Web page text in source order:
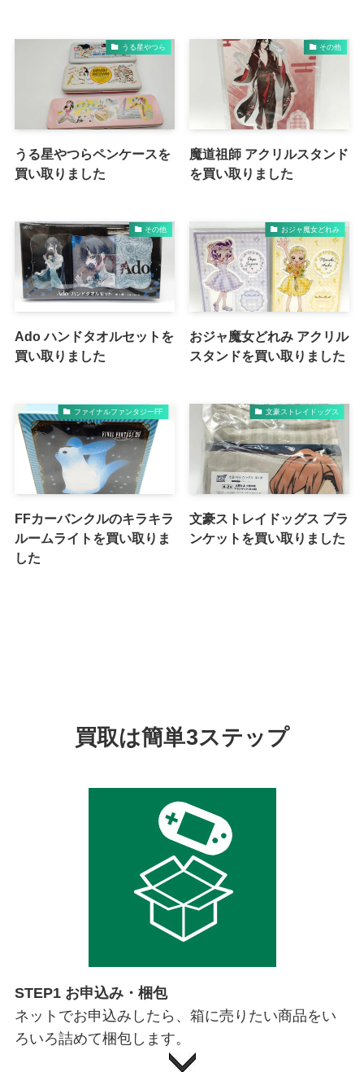
うる星やつら
うる星やつらペンケースを
買い取りました
その他
魔道祖師 アクリルスタンド
を買い取りました
その他
Ado ハンドタオルセットを
買い取りました
おジャ魔女どれみ
おジャ魔女どれみ アクリル
スタンドを買い取りました
ファイナルファンタジーFF
FFカーバンクルのキラキラ
ルームライトを買い取りま
した
文豪ストレイドッグス
文豪ストレイドッグス ブラ
ンケットを買い取りました
買取は簡単3ステップ
STEP1 お申込み・梱包
ネットでお申込みしたら、箱に売りたい商品をい
ろいろ詰めて梱包します。